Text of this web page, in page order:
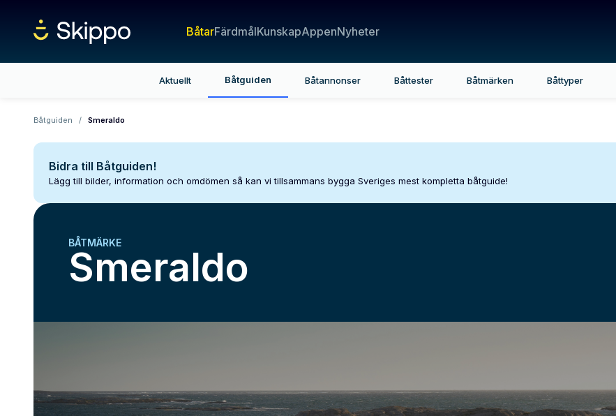
BåtarFärdmålKunskapAppenNyheter
Aktuellt Båtguiden Båtannonser Båttester Båtmärken Båttyper
Båtguiden / Smeraldo
Bidra till Båtguiden!
Lägg till bilder, information och omdömen så kan vi tillsammans bygga Sveriges mest kompletta båtguide!
BÅTMÄRKE
Smeraldo